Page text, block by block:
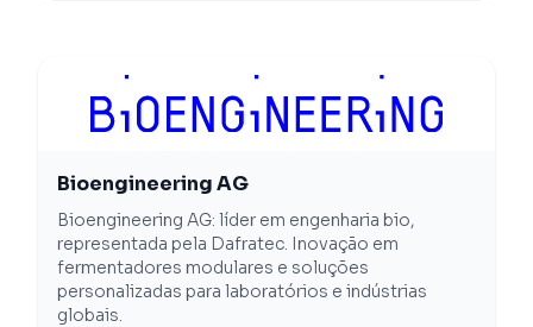
Bioengineering AG
Bioengineering AG: líder em engenharia bio,
representada pela Dafratec. Inovação em
fermentadores modulares e soluções
personalizadas para laboratórios e indústrias
globais.